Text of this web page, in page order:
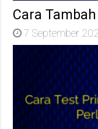
Cara
7 September